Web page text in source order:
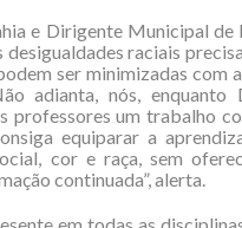
e Dirigente Municipal de
desigualdades raciais
ser minimizadas com
adianta, nós, enquanto
professores um trabalho
equiparar a
cor e raça, sem
continuada”, alerta.